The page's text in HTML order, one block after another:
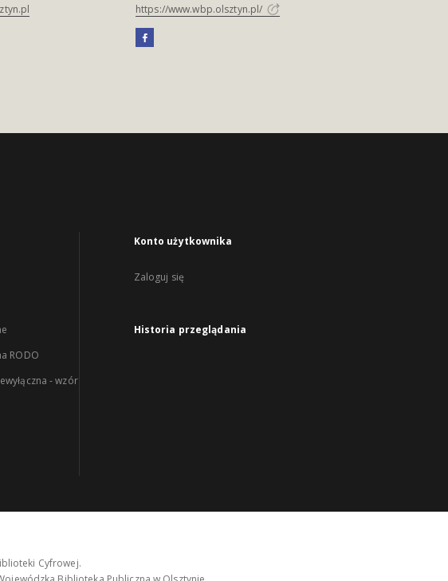
https://www.wbp.olsztyn.pl/
RODO
- wzór
Konto użytkownika
Zaloguj się
Historia przeglądania
Cyfrowej.